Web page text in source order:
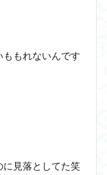
もれないんです
見落としてた笑